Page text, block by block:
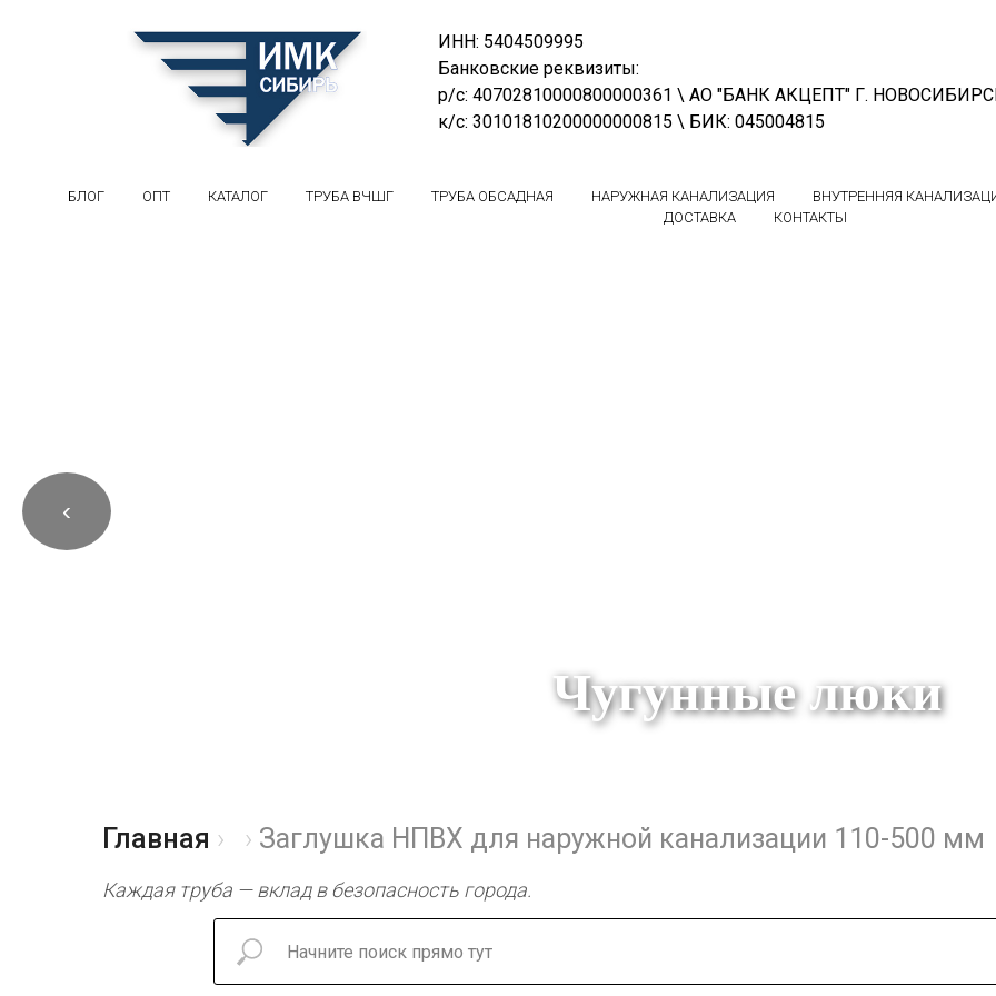
ИНН: 5404509995
Банковские реквизиты:
р/с: 40702810000800000361 \ АО "БАНК АКЦЕПТ" Г.
к/с: 30101810200000000815 \ БИК: 045004815
БЛОГ ОПТ КАТАЛОГ ТРУБА ВЧШГ ТРУБА ОБСАДНАЯ НАРУЖНАЯ КАНАЛИЗАЦИЯ ВНУТРЕННЯЯ
ДОСТАВКА
КОНТАКТЫ
Чугунные люки
‹
Главная Заглушка НПВХ для наружной канализации 110-500 мм
Каждая труба — вклад в безопасность города.